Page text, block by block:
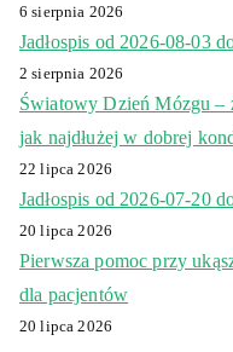
6 sierpnia 2026
Jadłospis od 2026-08-03
2 sierpnia 2026
Światowy Dzień Mózgu –
jak najdłużej w dobrej
22 lipca 2026
Jadłospis od 2026-07-20
20 lipca 2026
Pierwsza pomoc przy
dla pacjentów
20 lipca 2026